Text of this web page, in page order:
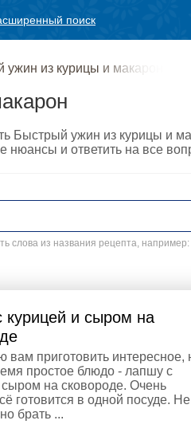
поиск
ужин из курицы и макарон
Быстрый ужин из курицы и
нюансы и ответить на все
слова из названия рецепта, например:
и сыром на
вам приготовить интересное,
простое блюдо - лапшу с
сыром на сковороде. Очень
готовится в одной посуде. Не
брать ...